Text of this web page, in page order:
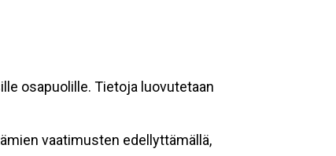
osapuolille. Tietoja luovutetaan
vaatimusten edellyttämällä,